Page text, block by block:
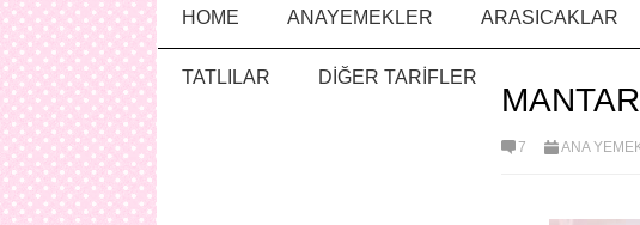
HOME ANAYEMEKLER ARASICAKLAR
TATLILAR DİĞER TARİFLER
7 ANA